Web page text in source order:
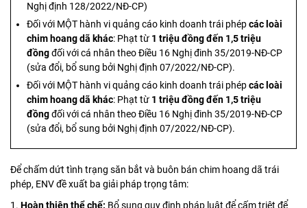
Nghị định 128/2022/NĐ-CP)
Đối với MỘT hành vi quảng cáo kinh doanh trái phépcác loài
chim hoang dã khác: Phạt từ 1 triệu đồng đến 1,5 triệu
đồngđối với cá nhân theo Điều 16 Nghị đinh 35/2019-NĐ-CP
(sửa đổi, bổ sung bởi Nghị định 07/2022/NĐ-CP).
Đối với MỘT hành vi quảng cáo kinh doanh trái phépcác loài
chim hoang dã khác: Phạt từ 1 triệu đồng đến 1,5 triệu
đồngđối với cá nhân theo Điều 16 Nghị đinh 35/2019-NĐ-CP
(sửa đổi, bổ sung bởi Nghị định 07/2022/NĐ-CP).
Để chấm dứt tình trạng săn bắt và buôn bán chim hoang dã trái
phép, ENV đề xuất ba giải pháp trọng tâm:
Hoàn thiện thể chế: Bổ sung quy định pháp luật để cấm triệt để